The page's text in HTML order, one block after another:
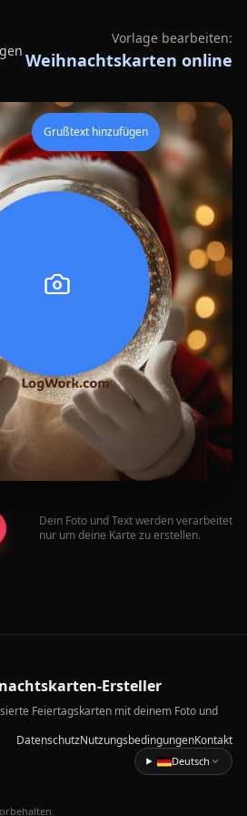
Vorlage bearbeiten:
Weihnachtskarten online
Grußtext hinzufügen
Dein Foto und Text werden verarbeitet
nur um deine Karte zu erstellen.
Ersteller
Feiertagskarten mit deinem Foto und
DatenschutzNutzungsbedingungenKontakt
Deutsch